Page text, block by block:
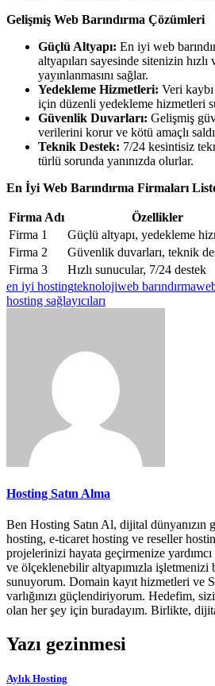
Gelişmiş Web Barındırma Çözümleri
Güçlü Altyapı: En iyi web
altyapıları sayesinde sitenizin
yayınlanmasını sağlar.
Yedekleme Hizmetleri: Veri
için düzenli yedekleme hizmetleri
Güvenlik Duvarları: Gelişmiş
verilerini korur ve kötü amaçlı
Teknik Destek: 7/24 kesintisiz
türlü sorunda yanınızda olurlar.
En İyi Web Barındırma Firmaları
Firma Adı Özellikler
Firma 1
Güçlü altyapı, yedekleme
Firma 2
Güvenlik duvarları, teknik
Firma 3
Hızlı sunucular, 7/24 destek
en iyi hostingteknolojiweb barındırma
hosting sağlayıcıları
Hosting Satın Alma
Ben Hosting Satın Al, dijital dünyanızın
hosting, e-ticaret hosting ve reseller
projelerinizi hayata geçirmenize
ve ölçeklenebilir altyapımızla işletmenizi
sunuyorum. Domain kayıt hizmetleri ve
varlığınızı güçlendiriyorum. Hedefim,
olan her şey için buradayım. Birlikte,
Yazı gezinmesi
Aylık Hosting